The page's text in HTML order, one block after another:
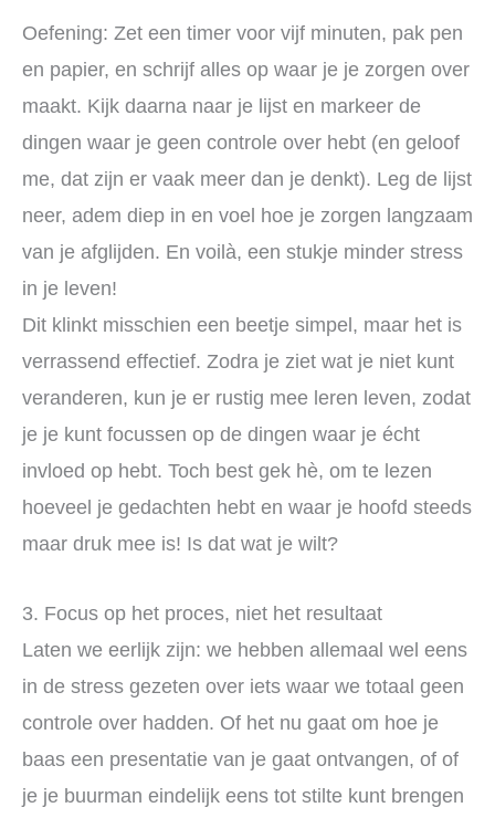
Oefening: Zet een timer voor vijf minuten, pak pen
en papier, en schrijf alles op waar je je zorgen over
maakt. Kijk daarna naar je lijst en markeer de
dingen waar je geen controle over hebt (en geloof
me, dat zijn er vaak meer dan je denkt). Leg de lijst
neer, adem diep in en voel hoe je zorgen langzaam
van je afglijden. En voilà, een stukje minder stress
in je leven!
Dit klinkt misschien een beetje simpel, maar het is
verrassend effectief. Zodra je ziet wat je niet kunt
veranderen, kun je er rustig mee leren leven, zodat
je je kunt focussen op de dingen waar je écht
invloed op hebt. Toch best gek hè, om te lezen
hoeveel je gedachten hebt en waar je hoofd steeds
maar druk mee is! Is dat wat je wilt?
3. Focus op het proces, niet het resultaat
Laten we eerlijk zijn: we hebben allemaal wel eens
in de stress gezeten over iets waar we totaal geen
controle over hadden. Of het nu gaat om hoe je
baas een presentatie van je gaat ontvangen, of of
je je buurman eindelijk eens tot stilte kunt brengen